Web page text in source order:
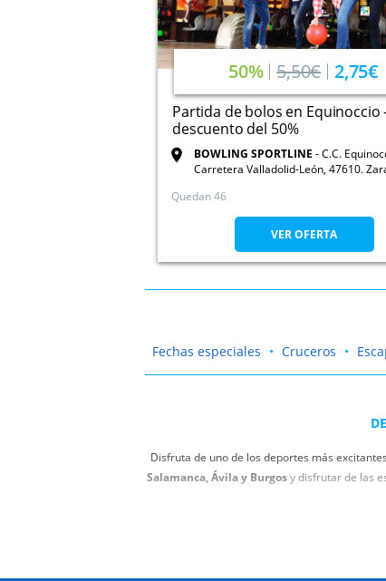
50% 5,50€ 2,75€
Partida de bolos en Equinoccio
descuento del 50%
BOWLING SPORTLINE
C.C.
Carretera Valladolid-León, 47610.
Quedan 46
VER OFERTA
Fechas especiales Cruceros
Disfruta de uno de los deportes más
Salamanca, Ávila y Burgosy disfrutar de las
No te preocupes por el precio de tu viaje.